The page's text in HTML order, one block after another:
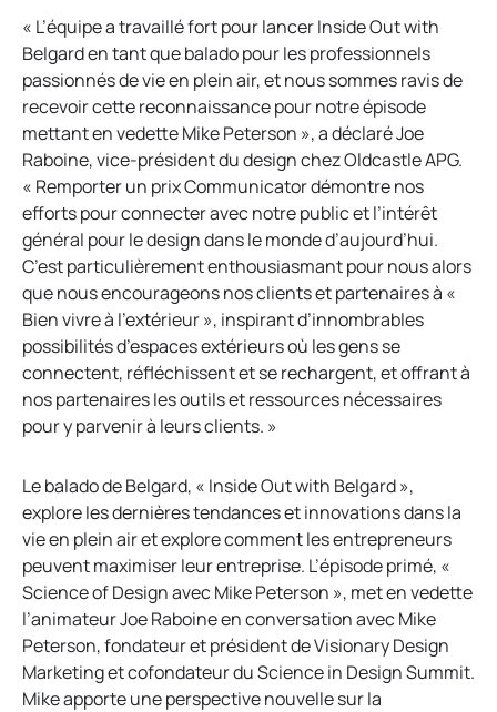
« L’équipe a travaillé fort pour lancer Inside Out with
Belgard en tant que balado pour les professionnels
passionnés de vie en plein air, et nous sommes ravis de
recevoir cette reconnaissance pour notre épisode
mettant en vedette Mike Peterson », a déclaré Joe
Raboine, vice-président du design chez Oldcastle APG.
« Remporter un prix Communicator démontre nos
efforts pour connecter avec notre public et l’intérêt
général pour le design dans le monde d’aujourd’hui.
C’est particulièrement enthousiasmant pour nous alors
que nous encourageons nos clients et partenaires à «
Bien vivre à l’extérieur », inspirant d’innombrables
possibilités d’espaces extérieurs où les gens se
connectent, réfléchissent et se rechargent, et offrant à
nos partenaires les outils et ressources nécessaires
pour y parvenir à leurs clients. »
Le balado de Belgard, « Inside Out with Belgard »,
explore les dernières tendances et innovations dans la
vie en plein air et explore comment les entrepreneurs
peuvent maximiser leur entreprise. L’épisode primé, «
Science of Design avec Mike Peterson », met en vedette
l’animateur Joe Raboine en conversation avec Mike
Peterson, fondateur et président de Visionary Design
Marketing et cofondateur du Science in Design Summit.
Mike apporte une perspective nouvelle sur la